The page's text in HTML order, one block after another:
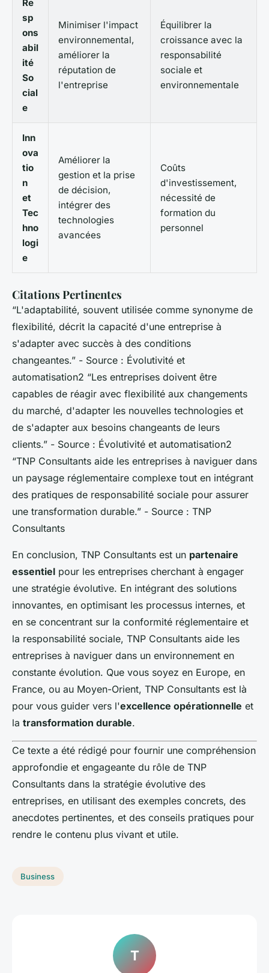
Re
sp
ons
abil
ité
So
cial
e
Minimiser l'impact
environnemental,
améliorer la
réputation de
l'entreprise
Équilibrer la
croissance avec la
responsabilité
sociale et
environnementale
Inn
ova
tio
n
et
Tec
hno
logi
e
Améliorer la
gestion et la prise
de décision,
intégrer des
technologies
avancées
Coûts
d'investissement,
nécessité de
formation du
personnel
Citations Pertinentes
“L'adaptabilité, souvent utilisée comme synonyme de
flexibilité, décrit la capacité d'une entreprise à
s'adapter avec succès à des conditions
changeantes.” - Source : Évolutivité et
automatisation2 “Les entreprises doivent être
capables de réagir avec flexibilité aux changements
du marché, d'adapter les nouvelles technologies et
de s'adapter aux besoins changeants de leurs
clients.” - Source : Évolutivité et automatisation2
“TNP Consultants aide les entreprises à naviguer dans
un paysage réglementaire complexe tout en intégrant
des pratiques de responsabilité sociale pour assurer
une transformation durable.” - Source : TNP
Consultants
En conclusion, TNP Consultants est un partenaire
essentiel pour les entreprises cherchant à engager
une stratégie évolutive. En intégrant des solutions
innovantes, en optimisant les processus internes, et
en se concentrant sur la conformité réglementaire et
la responsabilité sociale, TNP Consultants aide les
entreprises à naviguer dans un environnement en
constante évolution. Que vous soyez en Europe, en
France, ou au Moyen-Orient, TNP Consultants est là
pour vous guider vers l'excellence opérationnelle et
la transformation durable.
Ce texte a été rédigé pour fournir une compréhension
approfondie et engageante du rôle de TNP
Consultants dans la stratégie évolutive des
entreprises, en utilisant des exemples concrets, des
anecdotes pertinentes, et des conseils pratiques pour
rendre le contenu plus vivant et utile.
Business
T